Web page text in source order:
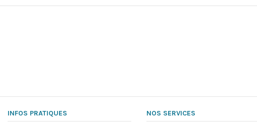
INFOS PRATIQUES NOS SERVICES